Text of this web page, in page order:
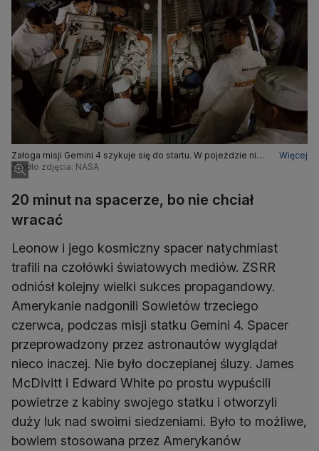
Załoga misji Gemini 4 szykuje się do startu. W pojeździe nie
było wiele miejsca. Wyjście w kosmos oznaczało po prostu
otworzenie widocznych tu dużych włazów
Więcej
Źródło zdjęcia: NASA
20 minut na spacerze, bo nie chciał
wracać
Leonow i jego kosmiczny spacer natychmiast
trafili na czołówki światowych mediów. ZSRR
odniósł kolejny wielki sukces propagandowy.
Amerykanie nadgonili Sowietów trzeciego
czerwca, podczas misji statku Gemini 4. Spacer
przeprowadzony przez astronautów wyglądał
nieco inaczej. Nie było doczepianej śluzy. James
McDivitt i Edward White po prostu wypuścili
powietrze z kabiny swojego statku i otworzyli
duży luk nad swoimi siedzeniami. Było to możliwe,
bowiem stosowana przez Amerykanów